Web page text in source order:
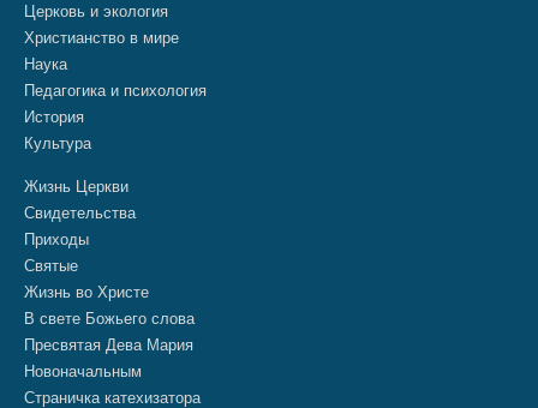
Церковь и экология
Христианство в мире
Наука
Педагогика и психология
История
Культура
Жизнь Церкви
Свидетельства
Приходы
Святые
Жизнь во Христе
В свете Божьего слова
Пресвятая Дева Мария
Новоначальным
Страничка катехизатора